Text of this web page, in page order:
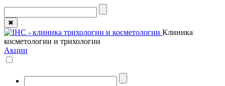
✖
Клиника
косметологии и трихологии
Акции